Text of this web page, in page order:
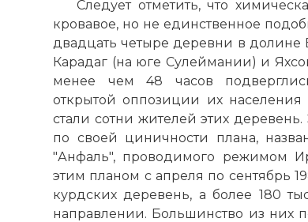
Следует отметить, что
кровавое, но не единственное
двадцать четыре деревни в
Карадаг (на юге Сулеймании) и
менее чем 48 часов
открытой оппозиции их
стали сотни жителей этих
по своей циничности плана,
"Анфаль", проводимого режимом
этим планом с апреля по сентябрь
курдских деревень, а более 180
направлении. Большинство из них
☓